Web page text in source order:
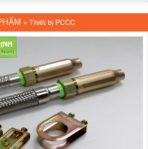
» Thiêt bị PCCC